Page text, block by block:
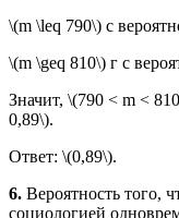
\(m \leq 790\) с
\(m \geq 810\) г с
Значит, \(790 < m <
0,89\).
Ответ: \(0,89\).
6. Вероятность того,
социологией